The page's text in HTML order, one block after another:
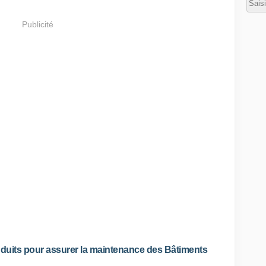
Publicité
pour assurer la maintenance des Bâtiments